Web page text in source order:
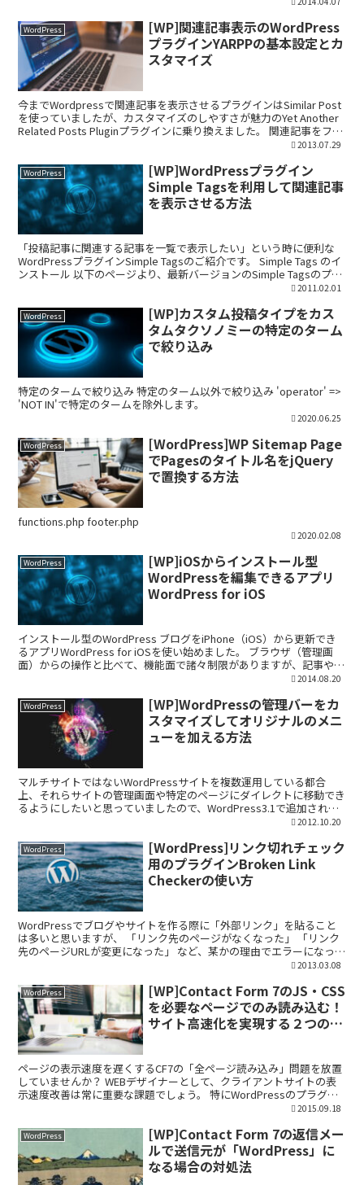
WordPress
[WP]関連記事表示のWordPress
プラグインYARPPの基本設定とカ
スタマイズ
今までWordpressで関連記事を表示させるプラグインはSimilar Post
を使っていましたが、カスタマイズのしやすさが魅力のYet Another
Related Posts Pluginプラグインに乗り換えました。 関連記事をフ
2013.07.29
WordPress
[WP]WordPressプラグイン
Simple Tagsを利用して関連記事
を表示させる方法
「投稿記事に関連する記事を一覧で表示したい」という時に便利な
WordPressプラグインSimple Tagsのご紹介です。 Simple Tags のイ
ンストール 以下のページより、最新バージョンのSimple Tagsのプラ
2011.02.01
WordPress
[WP]カスタム投稿タイプをカス
タムタクソノミーの特定のターム
で絞り込み
特定のタームで絞り込み 特定のターム以外で絞り込み 'operator' =>
'NOT IN'で特定のタームを除外します。
2020.06.25
WordPress
[WordPress]WP Sitemap Page
でPagesのタイトル名をjQuery
で置換する方法
functions.php footer.php
2020.02.08
WordPress
[WP]iOSからインストール型
WordPressを編集できるアプリ
WordPress for iOS
インストール型のWordPress ブログをiPhone（iOS）から更新でき
るアプリWordPress for iOSを使い始めました。 ブラウザ（管理画
面）からの操作と比べて、機能面で諸々制限がありますが、記事や固
2014.08.20
WordPress
[WP]WordPressの管理バーをカ
スタマイズしてオリジナルのメニ
ューを加える方法
マルチサイトではないWordPressサイトを複数運用している都合
上、それらサイトの管理画面や特定のページにダイレクトに移動でき
るようにしたいと思っていましたので、WordPress3.1で追加された
2012.10.20
WordPress
[WordPress]リンク切れチェック
用のプラグインBroken Link
Checkerの使い方
WordPressでブログやサイトを作る際に「外部リンク」を貼ること
は多いと思いますが、 「リンク先のページがなくなった」 「リンク
先のページURLが変更になった」 など、某かの理由でエラーになった
2013.03.08
WordPress
[WP]Contact Form 7のJS・CSS
を必要なページでのみ読み込む！
サイト高速化を実現する２つの安
ページの表示速度を遅くするCF7の「全ページ読み込み」問題を放置
していませんか？ WEBデザイナーとして、クライアントサイトの表
示速度改善は常に重要な課題でしょう。 特にWordPressのプラグイ
2015.09.18
WordPress
[WP]Contact Form 7の返信メー
ルで送信元が「WordPress」に
なる場合の対処法